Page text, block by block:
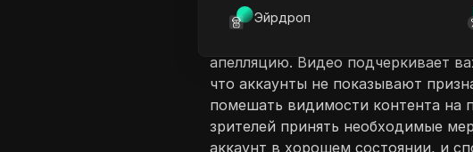
Эйрдроп
проверки аккаунта. Следуя
апелляцию. Видео подчеркивает
что аккаунты не показывают
помешать видимости контента на
зрителей принять необходимые
аккаунт в хорошем состоянии, и